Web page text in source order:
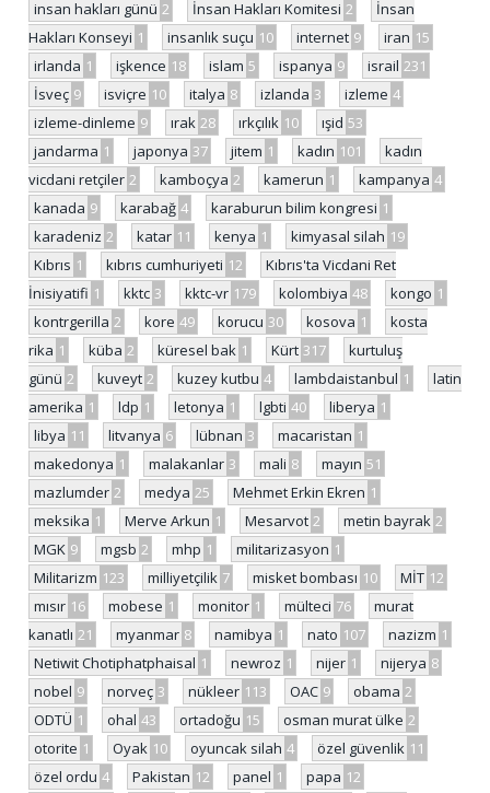
insan hakları günü 2 İnsan Hakları Komitesi 2
İnsan
Hakları Konseyi 1 insanlık suçu 10 internet 9 iran 15
irlanda 1 işkence 18 islam 5 ispanya 9 israil 231
İsveç 9 isviçre 10 italya 8 izlanda 3 izleme 4
izleme-dinleme 9 ırak 28 ırkçılık 10 ışid 53
jandarma 1 japonya 37 jitem 1 kadın 101
kadın
vicdani retçiler 2 kamboçya 2 kamerun 1 kampanya 4
kanada 9 karabağ 4 karaburun bilim kongresi 1
karadeniz 2 katar 11 kenya 1 kimyasal silah 19
Kıbrıs 1 kıbrıs cumhuriyeti 12
Kıbrıs'ta Vicdani Ret
İnisiyatifi 1 kktc 3 kktc-vr 179 kolombiya 48 kongo 1
kontrgerilla 2 kore 49 korucu 30 kosova 1
kosta
rika 1 küba 2 küresel bak 1 Kürt 317
kurtuluş
günü 2 kuveyt 2 kuzey kutbu 4 lambdaistanbul 1
latin
amerika 1 ldp 1 letonya 1 lgbti 40 liberya 1
libya 11 litvanya 6 lübnan 3 macaristan 1
makedonya 1 malakanlar 3 mali 8 mayın 51
mazlumder 2 medya 25 Mehmet Erkin Ekren 1
meksika 1 Merve Arkun 1 Mesarvot 2 metin bayrak 2
MGK 9 mgsb 2 mhp 1 militarizasyon 1
Militarizm 123 milliyetçilik 7 misket bombası 10 MİT 12
mısır 16 mobese 1 monitor 1 mülteci 76
murat
kanatlı 21 myanmar 8 namibya 1 nato 107 nazizm 1
Netiwit Chotiphatphaisal 1 newroz 1 nijer 1 nijerya 8
nobel 9 norveç 3 nükleer 113 OAC 9 obama 2
ODTÜ 1 ohal 43 ortadoğu 15 osman murat ülke 2
otorite 1 Oyak 10 oyuncak silah 4 özel güvenlik 11
özel ordu 4 Pakistan 12 panel 1 papa 12